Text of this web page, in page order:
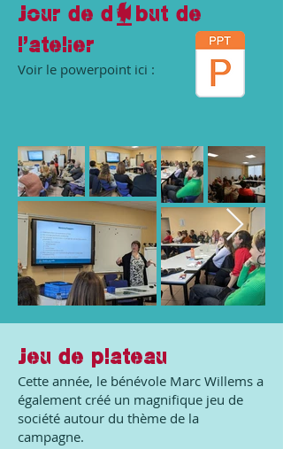
Jour de début de
l'atelier
Voir le powerpoint ici :
Jeu de plateau
Cette année, le bénévole Marc Willems a
également créé un magnifique jeu de
société autour du thème de la
campagne.